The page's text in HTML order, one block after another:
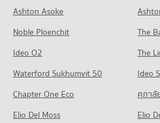
คอนโด รร.นานาชาติเอกมัย
332 โครงการ
คอนโดให้เช่า รร.นานาชาติเอกมัย
มีคอนโดให้เช่า 22,343 ประกาศ
ขายคอนโด รร.นานาชาติเอกมัย
มีคอนโดขาย 8,444 ประกาศ
คอนโด รร.ทรินิตี้ อินเตอร์เนชั่นแนล
ขายคอนโด ดองกิ มอลล์ ทองหล่อ
มีคอนโดขาย 17,705 ประกาศ
641 โครงการ
คอนโดให้เช่า เมเจอร์ ซีนีเพล็กซ์ เอกมัย
มีคอนโดขาย 16,225 ประกาศ
คอนโดให้เช่า ถนนพระราม 4
มีคอนโดให้เช่า 41,614 ประกาศ
ขายคอนโด ถนนพระราม 4
มีคอนโดขาย 16,289 ประกาศ
คอนโด ถนนสุขุมวิท
มีคอนโดให้เช่า 74,218 ประกาศ
523 โครงการ
คอนโดให้เช่า รพ.กล้วยน้ำไท
มีคอนโดขาย 13,798 ประกาศ
คอนโด รพ.เทพธารินทร์
277 โครงการ
Ashton Asoke
Noble Ploenchit
The
Ideo O2
The
Waterford Sukhumvit 50
Ideo
Chapter One Eco
ศุภาลั
Elio Del Moss
Elio